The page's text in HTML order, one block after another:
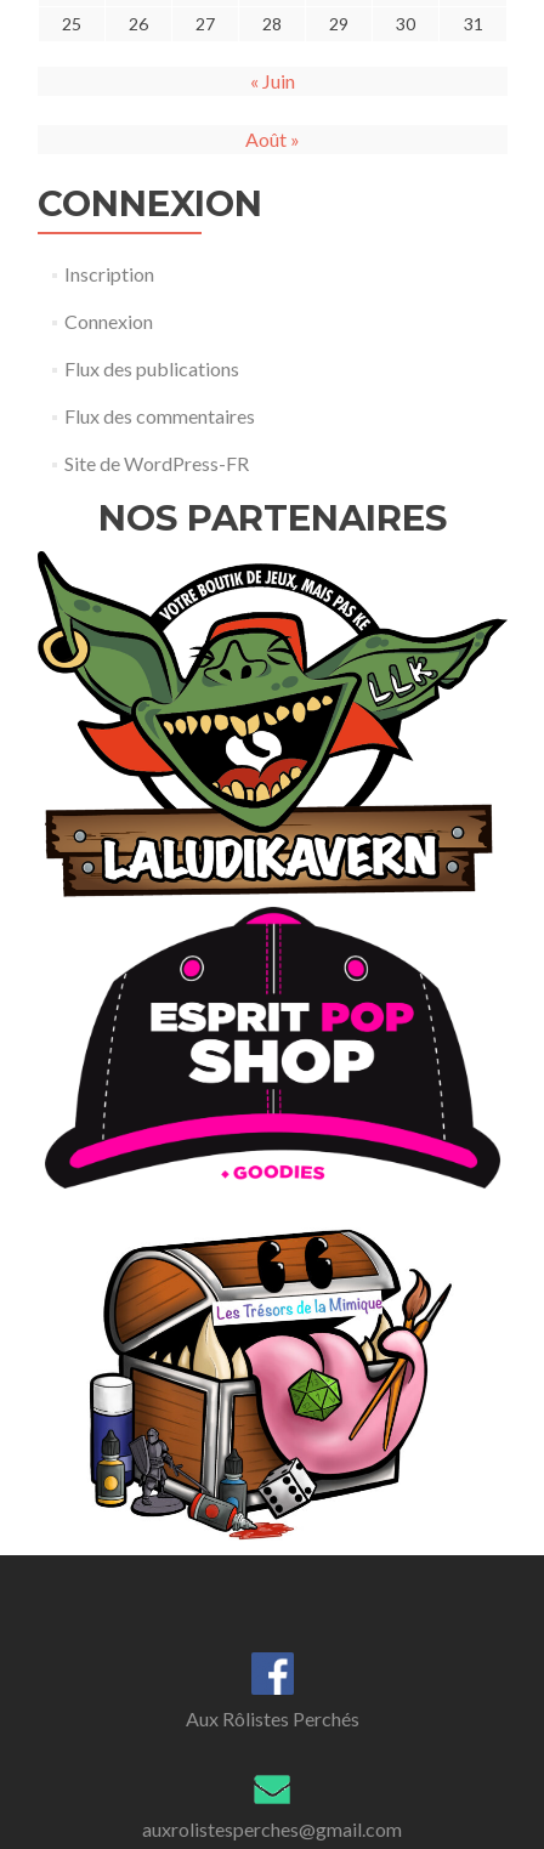
25
26 27 28 29 30 31
« Juin
Août »
CONNEXION
Inscription
Connexion
Flux des publications
Flux des commentaires
Site de WordPress-FR
NOS PARTENAIRES
Aux Rôlistes Perchés
auxrolistesperches@gmail.com